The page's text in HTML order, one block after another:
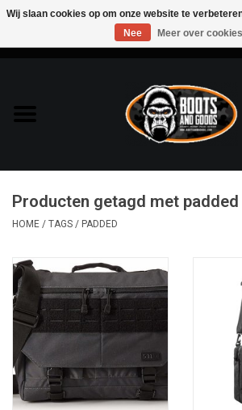
Bags & Packs
Bescherming
Lampen
Messen & Multitools
Schoenen
Speelgoed
Producten getagd met padded
HOME / TAGS / PADDED
Wij slaan cookies op om onze website te
Nee
Meer over